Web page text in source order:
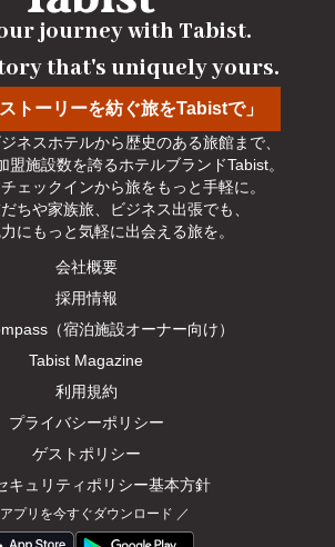
トーリーを紡ぐ旅をTabistで」
journey with Tabist.
that's uniquely yours.
ネスホテルから歴史のある旅館まで、
盟施設数を誇るホテルブランドTabist。
ェックインから旅をもっと手軽に。
ちや家族旅、ビジネス出張でも、
にもっと気軽に出会える旅を。
アプリを今すぐダウンロード ／
会社概要
採用情報
（宿泊施設オーナー向け）
Tabist Magazine
利用規約
プライバシーポリシー
ゲストポリシー
キュリティポリシー基本方針